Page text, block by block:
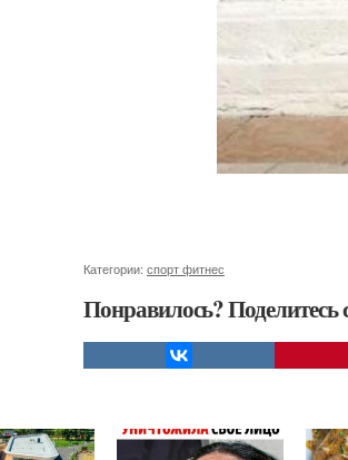
Категории: спорт фитнес
Понравилось? Поделитесь